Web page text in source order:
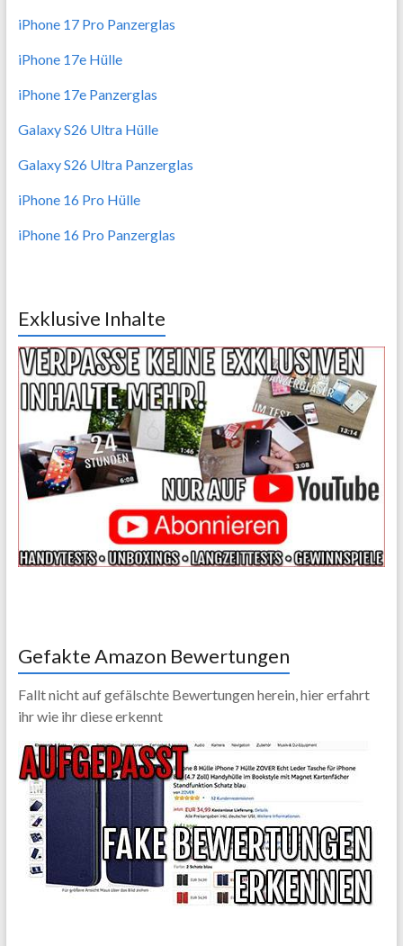
iPhone 17 Pro Panzerglas
iPhone 17e Hülle
iPhone 17e Panzerglas
Galaxy S26 Ultra Hülle
Galaxy S26 Ultra Panzerglas
iPhone 16 Pro Hülle
iPhone 16 Pro Panzerglas
Exklusive Inhalte
Gefakte Amazon Bewertungen
Fallt nicht auf gefälschte Bewertungen herein, hier erfahrt
ihr wie ihr diese erkennt